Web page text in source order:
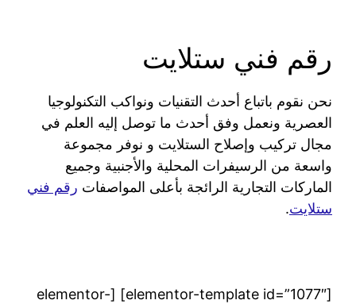
رقم فني ستلايت
نحن نقوم باتباع أحدث التقنيات ونواكب التكنولوجيا
العصرية ونعمل وفق أحدث ما توصل إليه العلم في
مجال تركيب وإصلاح الستلايت و نوفر مجموعة
واسعة من الرسيفرات المحلية والأجنبية وجميع
الماركات التجارية الرائجة بأعلى المواصفات رقم فني
ستلايت.
[elementor-template id=”1077″] [elementor-